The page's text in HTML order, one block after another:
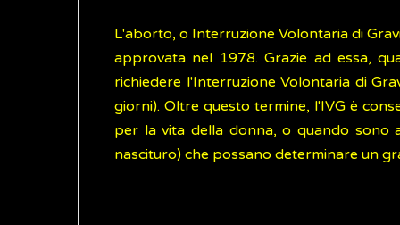
L'aborto, o Interruzione Volontaria di
approvata nel 1978. Grazie ad essa,
richiedere l'Interruzione Volontaria di
giorni). Oltre questo termine, l'IVG è
per la vita della donna, o quando sono
nascituro) che possano determinare un